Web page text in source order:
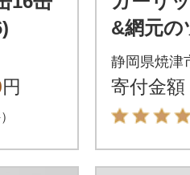
円
&網元の
ト(a21-
静岡県焼津
寄付金額